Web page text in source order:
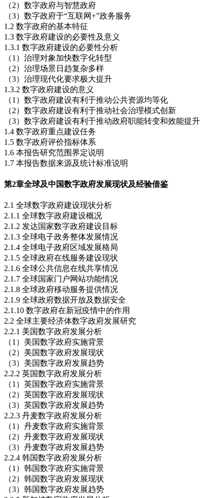
（2）数字政府与智慧政府
（3）数字政府于“互联网+”政务服务
1.2 数字政府的基本特征
1.3 数字政府建设的必要性及意义
1.3.1 数字政府建设的必要性分析
（1）治理对象加快数字化转型
（2）治理场景日趋复杂多样
（3）治理现代化要求极大提升
1.3.2 数字政府建设的意义
（1）数字政府建设有利于推动公共资源均等化
（2）数字政府建设有利于推动社会治理模式创新
（3）数字政府建设有利于推动政府职能转变和效能提升
1.4 数字政府重点建设任务
1.5 数字政府评价指标体系
1.6 本报告研究范围界定说明
1.7 本报告数据来源及统计标准说明
第2章全球及中国数字政府发展现状及经验借鉴
2.1 全球数字政府建设现状分析
2.1.1 全球数字政府建设概况
2.1.2 发达国家数字政府建设目标
2.1.3 全球电子政务整体发展情况
2.1.4 全球电子政府区域发展格局
2.1.5 全球政府在线服务建设现状
2.1.6 全球公共信息在线共享情况
2.1.7 全球国家门户网站功能情况
2.1.8 全球政府移动服务提供情况
2.1.9 全球政府数据开放及数据安全
2.1.10 数字政府在新冠疫情中的作用
2.2 全球主要经济体数字政府发展研究
2.2.1 美国数字政府发展分析
（1）美国数字政府实施背景
（2）美国数字政府发展现状
（3）美国数字政府发展趋势
2.2.2 英国数字政府发展分析
（1）英国数字政府实施背景
（2）英国数字政府发展现状
（3）英国数字政府发展趋势
2.2.3 丹麦数字政府发展分析
（1）丹麦数字政府实施背景
（2）丹麦数字政府发展现状
（3）丹麦数字政府发展趋势
2.2.4 韩国数字政府发展分析
（1）韩国数字政府实施背景
（2）韩国数字政府发展现状
（3）韩国数字政府发展趋势